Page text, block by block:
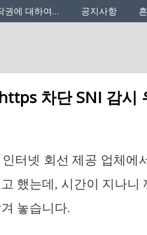
권에 대하여… 공지사항
차단 SNI 감시
터넷 회선 제공 업체에
했는데, 시간이 지나니
놓습니다.